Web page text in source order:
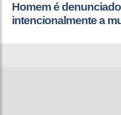
Homem é
intencionalmente a